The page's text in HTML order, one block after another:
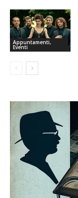
Appuntamenti,
Eventi